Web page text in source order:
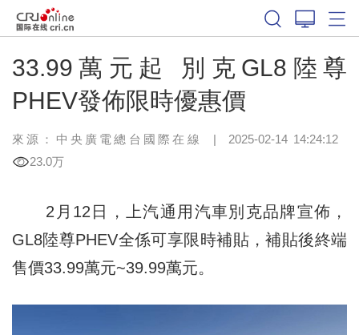
33.99萬元起 別克GL8陸尊
PHEV發佈限時優惠價
來源： 中央廣電總台國際在線 | 2025-02-14 14:24:12
23.0万
2月12日，上汽通用汽車別克品牌宣佈，
GL8陸尊PHEV全係可享限時補貼，補貼後終端
售價33.99萬元~39.99萬元。